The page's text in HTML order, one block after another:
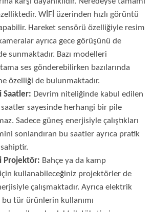
WİFİ üzerinden hızlı görüntü
Hareket sensörü özelliğiyle resim
ayrıca gece görüşünü de
sunmaktadır. Bazı modelleri
ses gönderebilirken bazılarında
özelliği de bulunmaktadır.
Saatler: Devrim niteliğinde kabul edilen
sayesinde herhangi bir pile
Sadece güneş enerjisiyle çalıştıkları
sonlandıran bu saatler ayrıca pratik
Projektör: Bahçe ya da kamp
için kullanabileceğiniz projektörler de
çalışmaktadır. Ayrıca elektrik
tür ürünlerin kullanımı